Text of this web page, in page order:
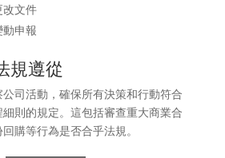
改文件
申報
規遵從
司活動，確保所有決策和行動符合
則的規定。這包括審查重大商業合
購等行為是否合乎法規。